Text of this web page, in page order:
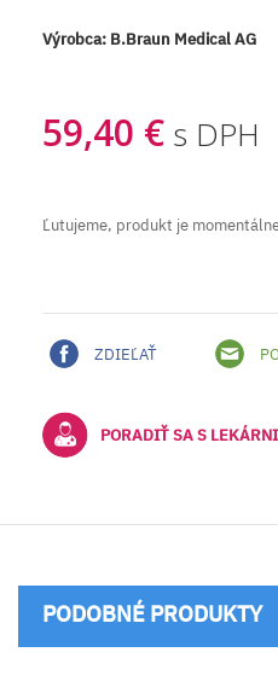
Výrobca: B.Braun Medical AG
59,40 € s DPH
Ľutujeme, produkt je
ZDIEĽAŤ
PORADIŤ SA S
PODOBNÉ PRODUKTY